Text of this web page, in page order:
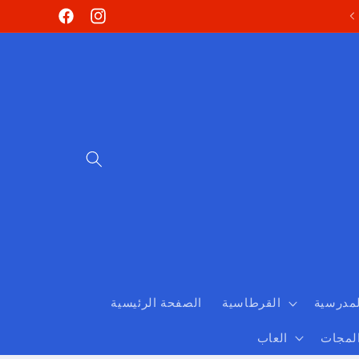
Skip to
contentFacebookInstagram
الصفحة الرئيسية القرطاسية
العاب